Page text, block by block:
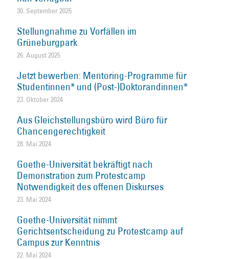
30. September 2025
Stellungnahme zu Vorfällen im
Grüneburgpark
26. August 2025
Jetzt bewerben: Mentoring-Programme für
Studentinnen* und (Post-)Doktorandinnen*
23. Oktober 2024
Aus Gleichstellungsbüro wird Büro für
Chancengerechtigkeit
28. Mai 2024
Goethe-Universität bekräftigt nach
Demonstration zum Protestcamp
Notwendigkeit des offenen Diskurses
23. Mai 2024
Goethe-Universität nimmt
Gerichtsentscheidung zu Protestcamp auf
Campus zur Kenntnis
22. Mai 2024